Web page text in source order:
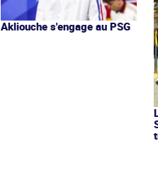
Akliouche s'engage au PSG